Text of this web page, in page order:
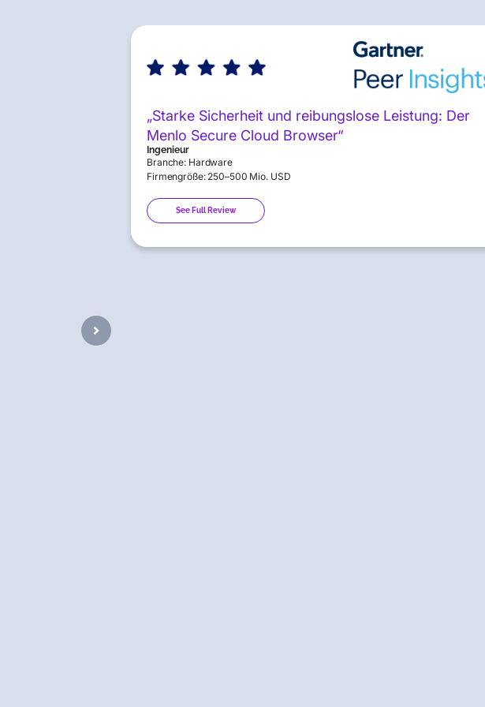
„Starke Sicherheit und reibungslose Leistung: Der
Menlo Secure Cloud Browser“
Ingenieur
Branche: Hardware
Firmengröße: 250–500 Mio. USD
See Full Review